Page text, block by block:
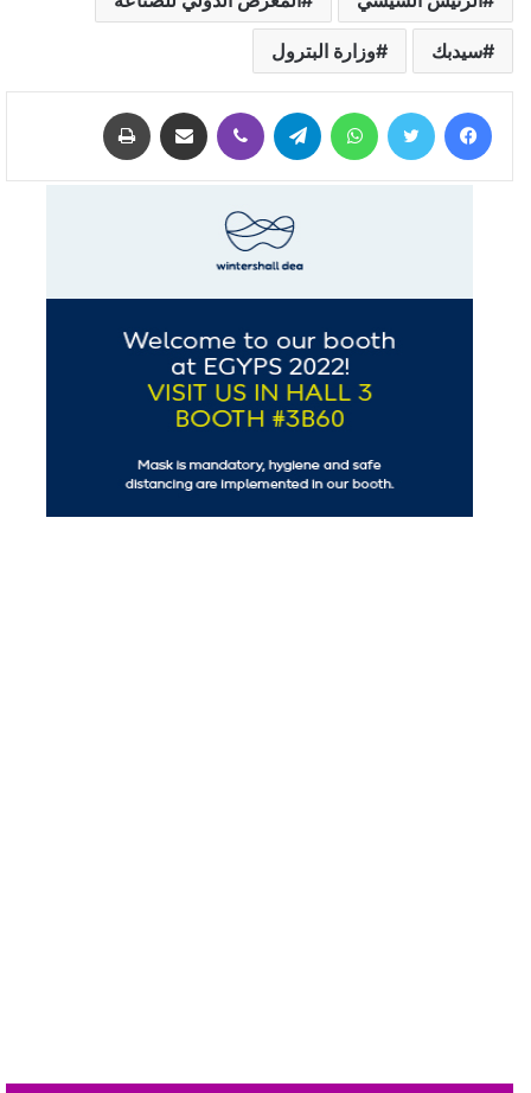
سيدبك وزارة البترول
فيسبوك تويتر واتساب تيلقرام ڤايبر مشاركة عبر البريد